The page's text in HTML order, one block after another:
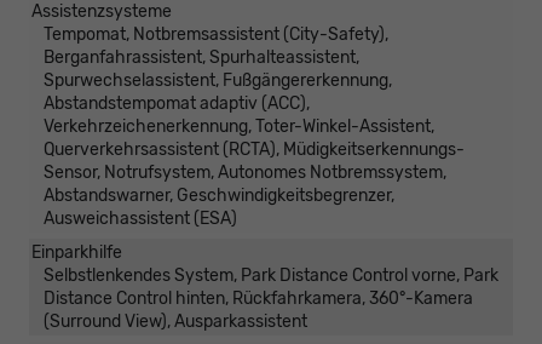
Assistenzsysteme
Tempomat, Notbremsassistent (City-Safety),
Berganfahrassistent, Spurhalteassistent,
Spurwechselassistent, Fußgängererkennung,
Abstandstempomat adaptiv (ACC),
Verkehrzeichenerkennung, Toter-Winkel-Assistent,
Querverkehrsassistent (RCTA), Müdigkeitserkennungs-
Sensor, Notrufsystem, Autonomes Notbremssystem,
Abstandswarner, Geschwindigkeitsbegrenzer,
Ausweichassistent (ESA)
Einparkhilfe
Selbstlenkendes System, Park Distance Control vorne, Park
Distance Control hinten, Rückfahrkamera, 360°-Kamera
(Surround View), Ausparkassistent